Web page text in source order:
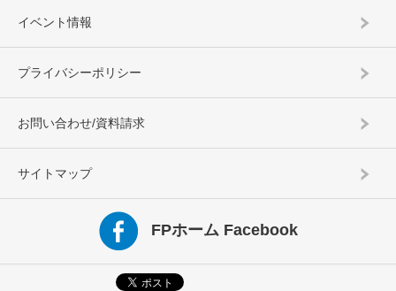
イベント情報
プライバシーポリシー
お問い合わせ/資料請求
サイトマップ
FPホーム Facebook